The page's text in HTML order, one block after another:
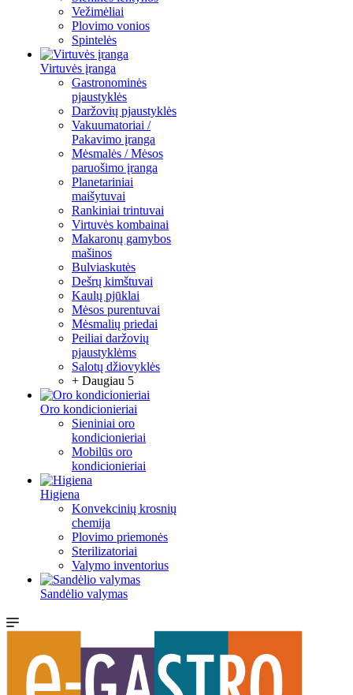
Vežimėliai
Plovimo vonios
Spintelės
Virtuvės įranga
Gastronominės
pjaustyklės
Daržovių pjaustyklės
Vakuumatoriai /
Pakavimo įranga
Mėsmalės / Mėsos
paruošimo įranga
Planetariniai
maišytuvai
Rankiniai trintuvai
Virtuvės kombainai
Makaronų gamybos
mašinos
Bulviaskutės
Dešrų kimštuvai
Kaulų pjūklai
Mėsos purentuvai
Mėsmalių priedai
Peiliai daržovių
pjaustyklėms
Salotų džiovyklės
+ Daugiau 5
Oro kondicionieriai
Sieniniai oro
kondicionieriai
Mobilūs oro
kondicionieriai
Higiena
Konvekcinių krosnių
chemija
Plovimo priemonės
Sterilizatoriai
Valymo inventorius
Sandėlio valymas